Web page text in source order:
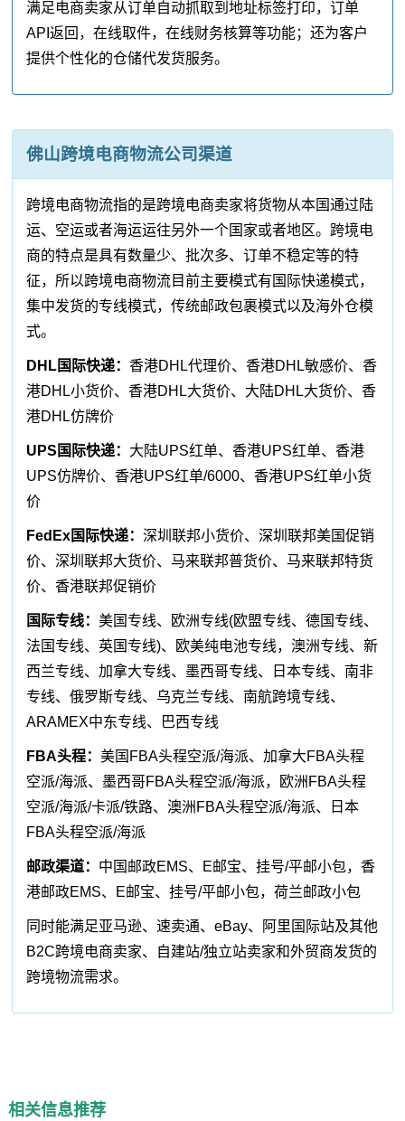
满足电商卖家从订单自动抓取到地址标签打印，订单
API返回，在线取件，在线财务核算等功能；还为客户
提供个性化的仓储代发货服务。
佛山跨境电商物流公司渠道
跨境电商物流指的是跨境电商卖家将货物从本国通过陆
运、空运或者海运运往另外一个国家或者地区。跨境电
商的特点是具有数量少、批次多、订单不稳定等的特
征，所以跨境电商物流目前主要模式有国际快递模式，
集中发货的专线模式，传统邮政包裹模式以及海外仓模
式。
DHL国际快递： 香港DHL代理价、香港DHL敏感价、香
港DHL小货价、香港DHL大货价、大陆DHL大货价、香
港DHL仿牌价
UPS国际快递： 大陆UPS红单、香港UPS红单、香港
UPS仿牌价、香港UPS红单/6000、香港UPS红单小货
价
FedEx国际快递：深圳联邦小货价、深圳联邦美国促销
价、深圳联邦大货价、马来联邦普货价、马来联邦特货
价、香港联邦促销价
国际专线：美国专线、欧洲专线(欧盟专线、德国专线、
法国专线、英国专线)、欧美纯电池专线，澳洲专线、新
西兰专线、加拿大专线、墨西哥专线、日本专线、南非
专线、俄罗斯专线、乌克兰专线、南航跨境专线、
ARAMEX中东专线、巴西专线
FBA头程：美国FBA头程空派/海派、加拿大FBA头程
空派/海派、墨西哥FBA头程空派/海派，欧洲FBA头程
空派/海派/卡派/铁路、澳洲FBA头程空派/海派、日本
FBA头程空派/海派
邮政渠道： 中国邮政EMS、E邮宝、挂号/平邮小包，香
港邮政EMS、E邮宝、挂号/平邮小包，荷兰邮政小包
同时能满足亚马逊、速卖通、eBay、阿里国际站及其他
B2C跨境电商卖家、自建站/独立站卖家和外贸商发货的
跨境物流需求。
相关信息推荐